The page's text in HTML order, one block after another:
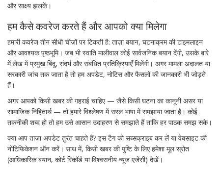
और साक्ष्य झलकें।
हम कैसे कवरेज करते हैं और आपको क्या मिलेगा
हमारी कवरेज तीन सीधी चीज़ों पर टिकती है: ताज़ा बयान, घटनाक्रम की टाइमलाइन
और आवश्यक पृष्ठभूमि। जब भी स्वाति मालीवाल कोई सार्वजनिक बयान देंगी, उसके बारे
में लेख में प्रमुख बिंदु, संदर्भ और संबंधित प्रतिक्रियाएँ मिलेंगी। अगर मामला अदालत या
सरकारी जांच तक जाता है तो हम अपडेट, नोटिस और फैसलों की जानकारी भी जोड़ते
हैं।
अगर आपको किसी खबर की गहराई चाहिए — जैसे किसी घटना का कानूनी असर या
सामाजिक निहितार्थ — तो हमारे विश्लेषण में सरल भाषा में समझाया जाता है। कोई
तकनीकी शब्द हो तो हम उसे आसान उदाहरण से समझाते हैं ताकि हर पाठक समझ सके।
क्या आप ताज़ा अपडेट तुरंत चाहते हैं? इस टैग को सब्सक्राइब कर लें या वेबसाइट की
नोटिफिकेशन ऑन करें। साथ में, किसी खबर की पुष्टि के लिए हमेशा मूल स्रोत
(आधिकारिक बयान, कोर्ट रिकॉर्ड या विश्वसनीय न्यूज एजेंसी) देखें।